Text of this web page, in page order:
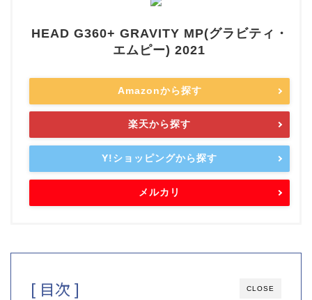
HEAD G360+ GRAVITY MP(グラビティ・
エムピー) 2021
Amazonから探す
楽天から探す
Y!ショッピングから探す
メルカリ
CLOSE
[ 目次 ]